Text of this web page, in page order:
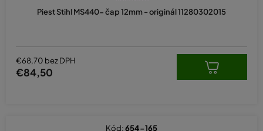
Piest Stihl MS440- čap 12mm - originál 11280302015
€68,70 bez DPH
€84,50
Kód:654-165